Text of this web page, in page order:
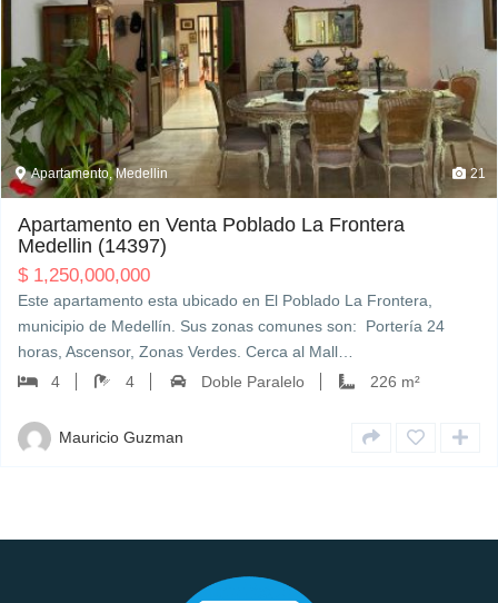
Apartamento, Medellin 21
Apartamento en Venta Poblado La Frontera
Medellin (14397)
$ 1,250,000,000
Este apartamento esta ubicado en El Poblado La Frontera,
municipio de Medellín. Sus zonas comunes son: Portería 24
horas, Ascensor, Zonas Verdes. Cerca al Mall…
4
4 Doble Paralelo 226 m²
Mauricio Guzman